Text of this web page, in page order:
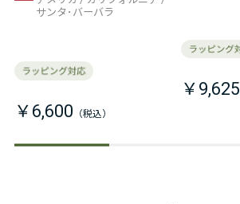
サンタ･バーバラ
￥6,600
￥9,625